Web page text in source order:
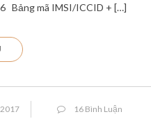
Bảng mã IMSI/ICCID + […]
16 Bình Luận